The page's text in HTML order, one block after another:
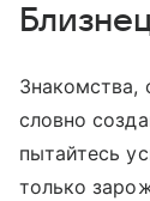
словно
пытайтесь
только